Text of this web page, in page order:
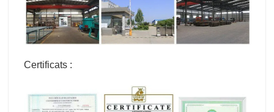
Certificats :